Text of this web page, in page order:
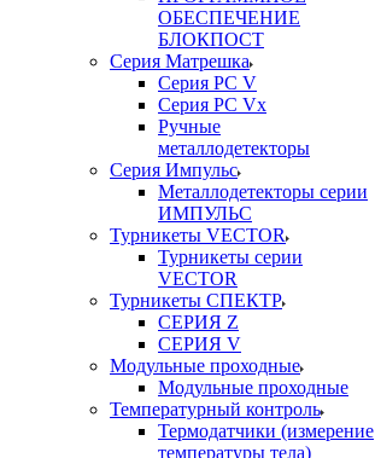
ОБЕСПЕЧЕНИЕ
БЛОКПОСТ
Серия Матрешка
Серия PC V
Серия PC Vx
Ручные
металлодетекторы
Серия Импульс
Металлодетекторы серии
ИМПУЛЬС
Турникеты VECTOR
Турникеты серии
VECTOR
Турникеты СПЕКТР
СЕРИЯ Z
СЕРИЯ V
Модульные проходные
Модульные проходные
Температурный контроль
Термодатчики (измерение
температуры тела)